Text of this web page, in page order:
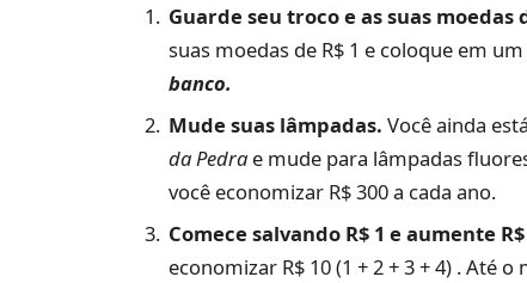
Guarde seu troco e as suas moedas
suas moedas de R$ 1 e coloque em
banco.
Mude suas lâmpadas. Você ainda
da Pedra e mude para lâmpadas
você economizar R$ 300 a cada ano.
Comece salvando R$ 1 e aumente
economizar R$ 10 (1 + 2 + 3 + 4) . Até